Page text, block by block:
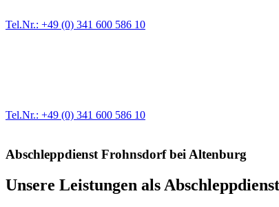
Tel.Nr.: +49 (0) 341 600 586 10
Tel.Nr.: +49 (0) 341 600 586 10
Abschleppdienst Frohnsdorf bei Altenburg
Unsere Leistungen als